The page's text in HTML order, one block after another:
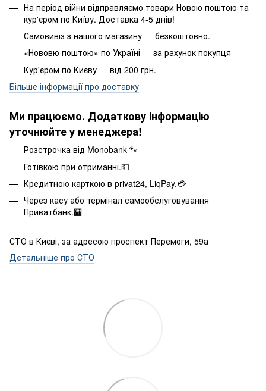
На період війни відправляємо товари Новою поштою та
кур'єром по Київу. Доставка 4-5 днів!
Самовивіз з нашого магазину — безкоштовно.
«Нововю поштою» по Україні — за рахунок покупця
Кур'єром по Києву — від 200 грн.
Більше інформації про доставку
Ми працюємо. Додаткову інформацію
уточнюйте у менеджера!
Розстрочка від Monobank 🐾
Готівкою при отриманні.💵
Кредитною карткою в privat24, LiqPay.💳
Через касу або термінал самообслуговування
Приватбанк.🏧
СТО в Києві, за адресою проспект Перемоги, 59а
Детальніше про СТО